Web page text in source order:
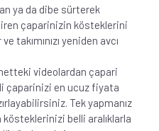
ya da dibe sürterek
çaparinizin kösteklerini
takımınızı yeniden avcı
videolardan çapari
çaparinizi en ucuz fiyata
Tek yapmanız
kösteklerinizi belli aralıklarla